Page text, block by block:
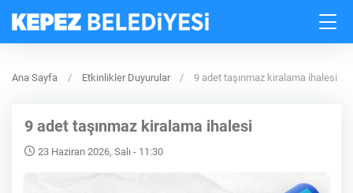
Ana Sayfa Etkinlikler Duyurular 9 adet taşınmaz kiralama ihalesi
9 adet taşınmaz kiralama ihalesi
23 Haziran 2026, Salı - 11:30